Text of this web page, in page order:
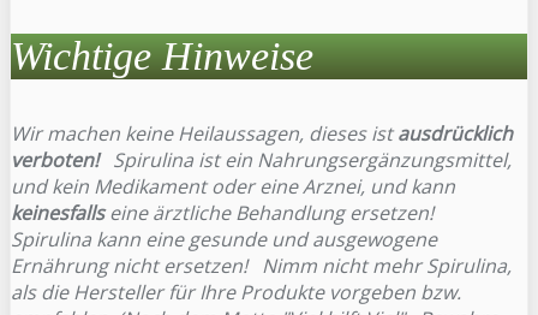
Wichtige Hinweise
Wir machen keine Heilaussagen, dieses istausdrücklich
verboten!Spirulina ist ein Nahrungsergänzungsmittel,
und kein Medikament oder eine Arznei, und kann
keinesfallseine ärztliche Behandlung ersetzen!
Spirulina kann eine gesunde und ausgewogene
Ernährung nicht ersetzen! Nimm nicht mehr Spirulina,
als die Hersteller für Ihre Produkte vorgeben bzw.